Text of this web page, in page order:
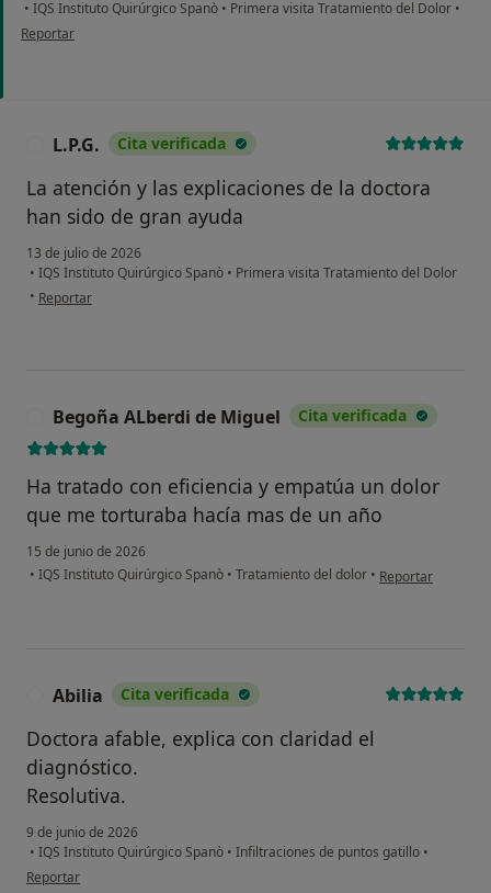
• IQS Instituto Quirúrgico Spanò • Primera visita Tratamiento del Dolor •
en opinión del usuario Jose Mena
Reportar
L.P.G. Cita verificada
La atención y las explicaciones de la doctora
han sido de gran ayuda
13 de julio de 2026
• IQS Instituto Quirúrgico Spanò • Primera visita Tratamiento del Dolor
• en opinión del usuario L.P.G.
Reportar
Begoña ALberdi de Miguel Cita verificada
Ha tratado con eficiencia y empatúa un dolor
que me torturaba hacía mas de un año
15 de junio de 2026
• IQS Instituto Quirúrgico Spanò • Tratamiento del dolor • en opinión del
Reportar
Abilia Cita verificada
Doctora afable, explica con claridad el
diagnóstico.
Resolutiva.
9 de junio de 2026
• IQS Instituto Quirúrgico Spanò • Infiltraciones de puntos gatillo •
en opinión del usuario Abilia
Reportar